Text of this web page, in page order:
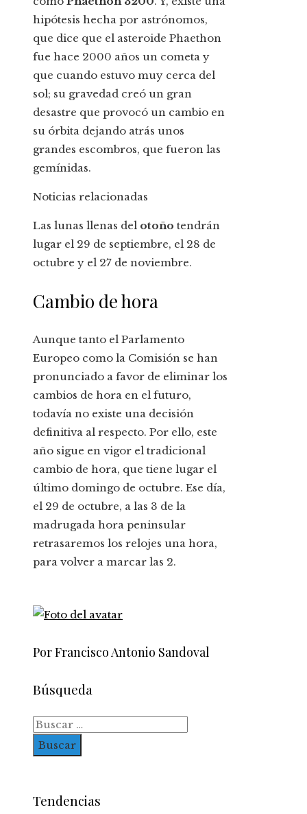
hipótesis hecha por astrónomos,
que dice que el asteroide Phaethon
fue hace 2000 años un cometa y
que cuando estuvo muy cerca del
sol; su gravedad creó un gran
desastre que provocó un cambio en
su órbita dejando atrás unos
grandes escombros, que fueron las
gemínidas.
Noticias relacionadas
Las lunas llenas del otoño tendrán
lugar el 29 de septiembre, el 28 de
octubre y el 27 de noviembre.
Cambio de hora
Aunque tanto el Parlamento
Europeo como la Comisión se han
pronunciado a favor de eliminar los
cambios de hora en el futuro,
todavía no existe una decisión
definitiva al respecto. Por ello, este
año sigue en vigor el tradicional
cambio de hora, que tiene lugar el
último domingo de octubre. Ese día,
el 29 de octubre, a las 3 de la
madrugada hora peninsular
retrasaremos los relojes una hora,
para volver a marcar las 2.
Por Francisco Antonio Sandoval
Búsqueda
Buscar:
Tendencias